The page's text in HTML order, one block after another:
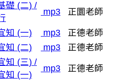
礎 (二) /
mp3 正圜老師
知 (一) mp3
正德老師
知 (二) mp3 正德老師
知 (三) /
知 (一)
mp3 正德老師